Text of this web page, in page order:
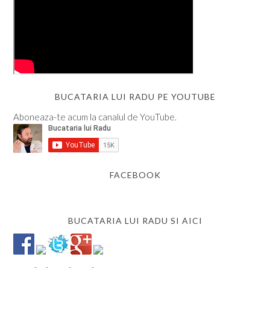
BUCATARIA LUI RADU PE YOUTUBE
Aboneaza-te acum la canalul de YouTube.
FACEBOOK
BUCATARIA LUI RADU SI AICI